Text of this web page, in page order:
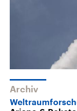
Archiv